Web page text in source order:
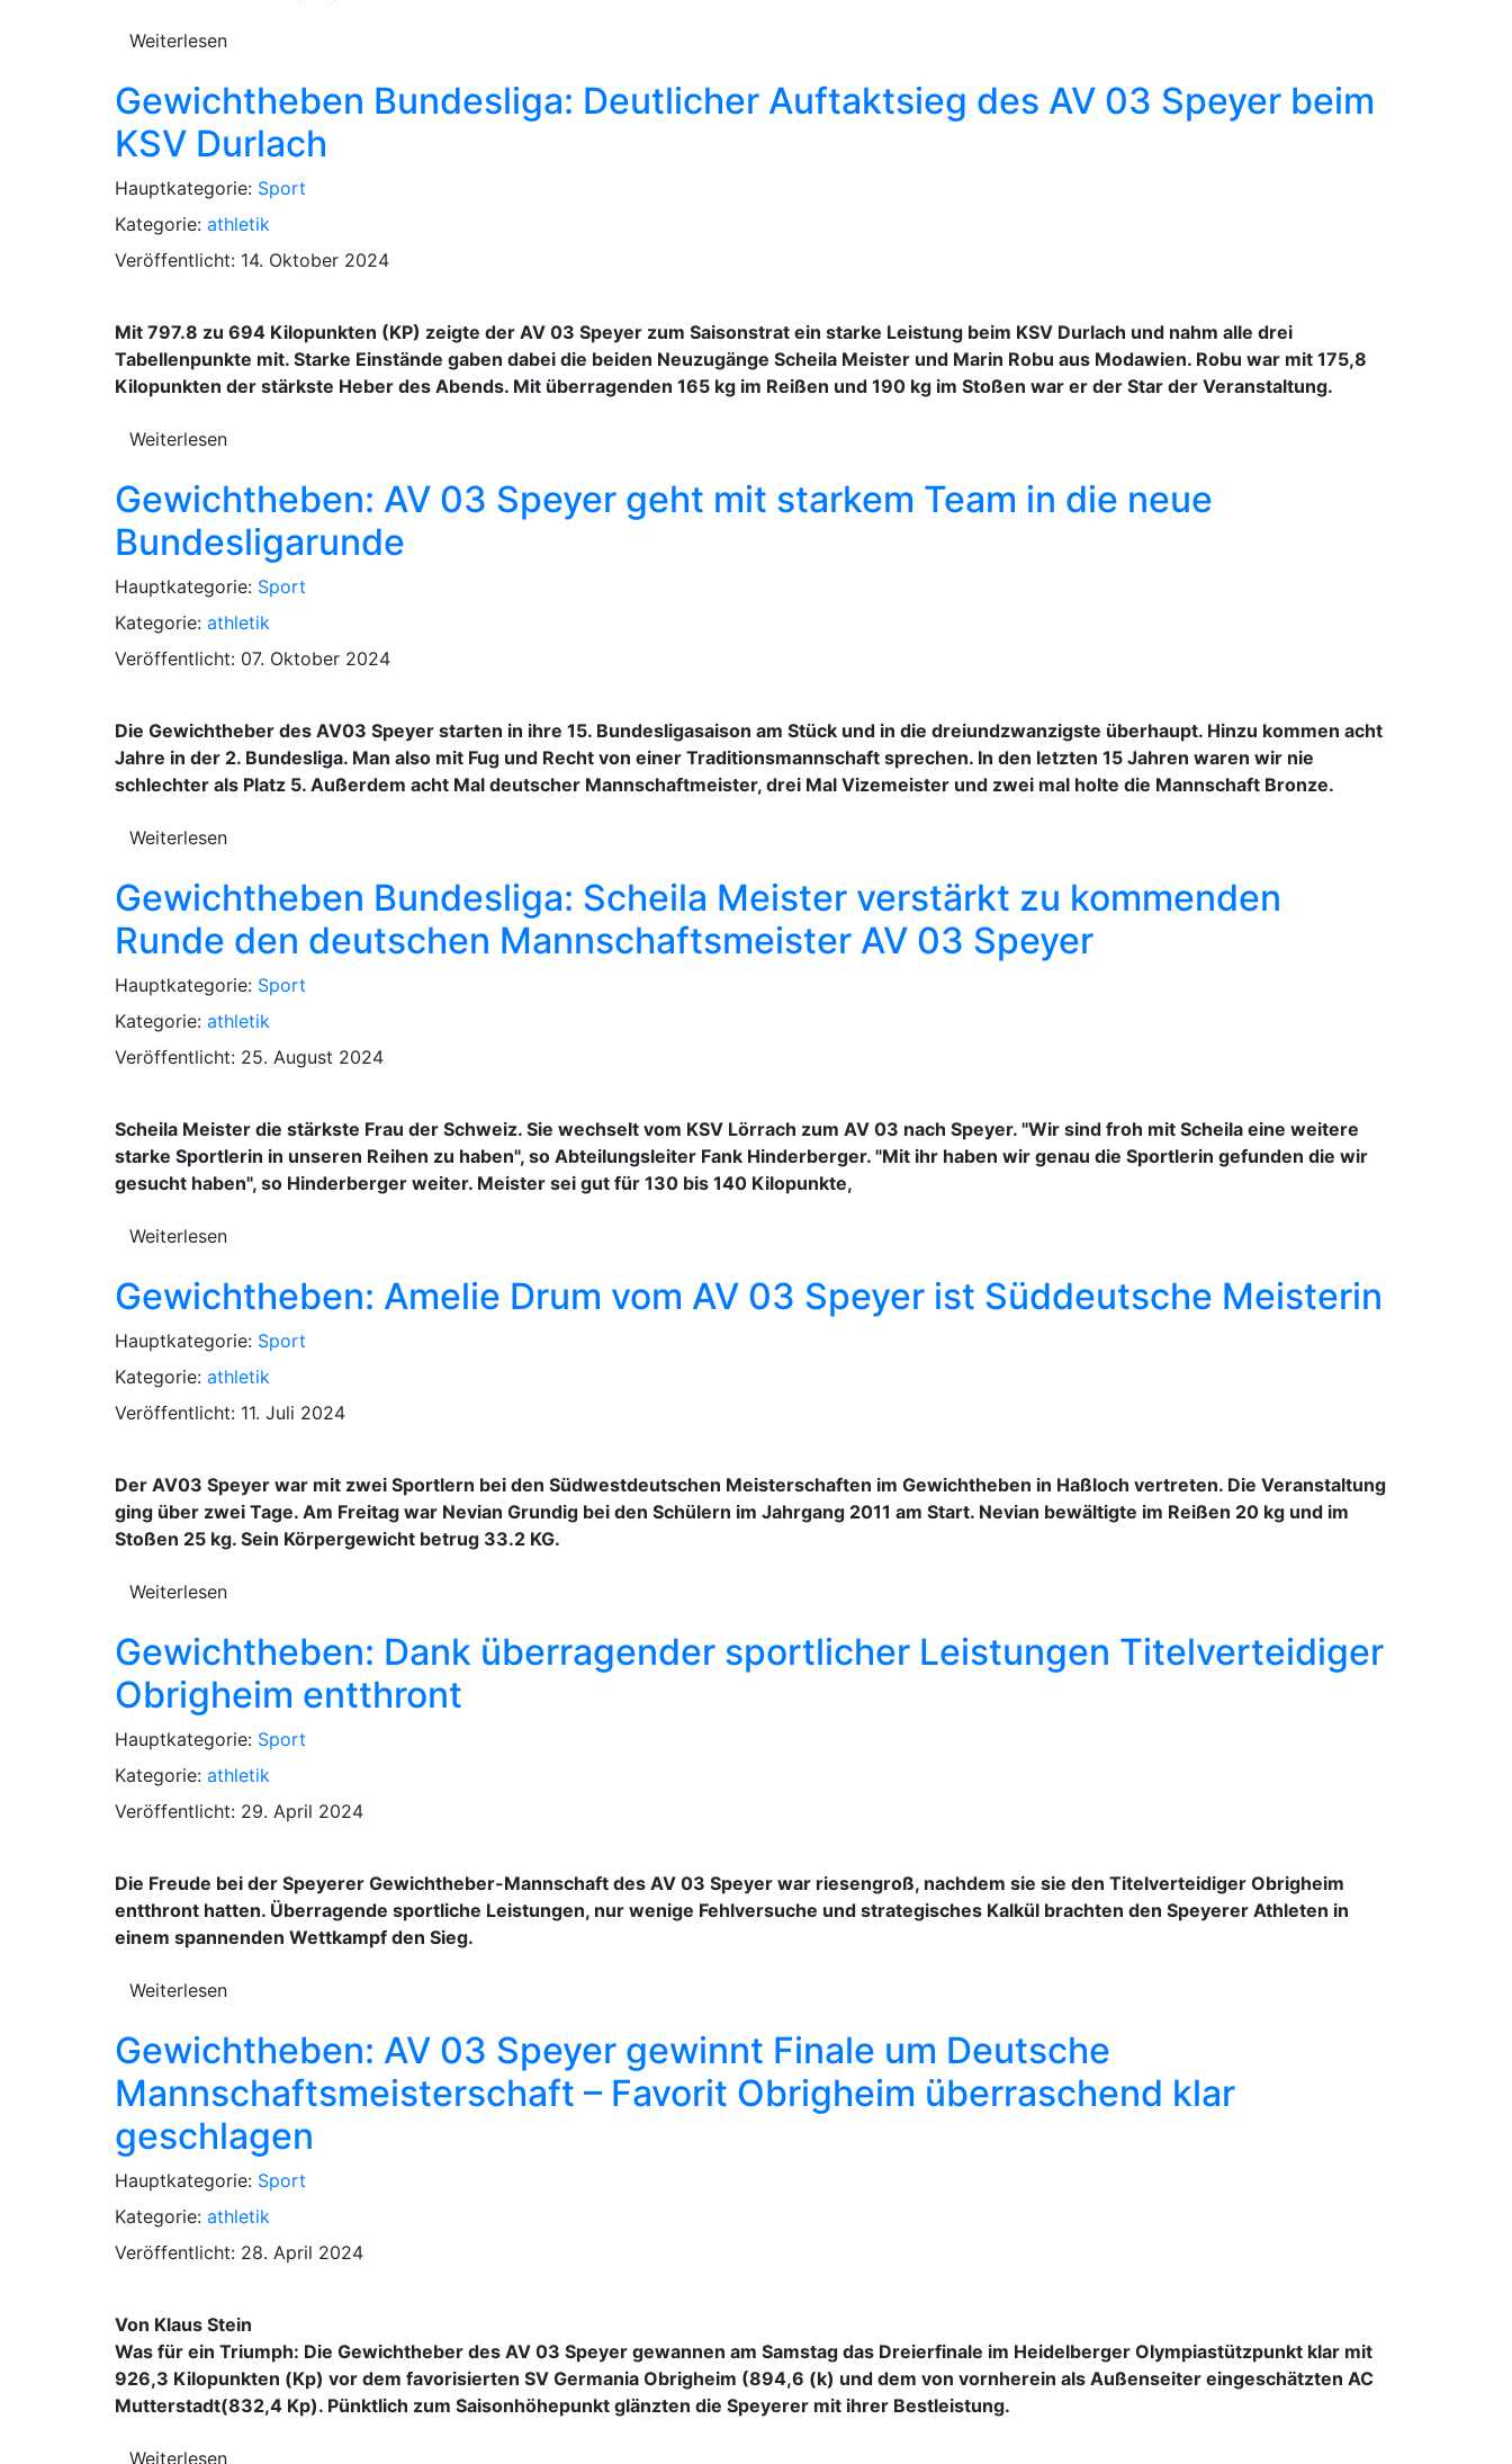
Weiterlesen
Gewichtheben Bundesliga: Deutlicher Auftaktsieg des AV 03 Speyer beim
KSV Durlach
Hauptkategorie: Sport
Kategorie: athletik
Veröffentlicht: 14. Oktober 2024
Mit 797.8 zu 694 Kilopunkten (KP) zeigte der AV 03 Speyer zum Saisonstrat ein starke Leistung beim KSV Durlach und nahm alle drei
Tabellenpunkte mit. Starke Einstände gaben dabei die beiden Neuzugänge Scheila Meister und Marin Robu aus Modawien. Robu war mit 175,8
Kilopunkten der stärkste Heber des Abends. Mit überragenden 165 kg im Reißen und 190 kg im Stoßen war er der Star der Veranstaltung.
Weiterlesen
Gewichtheben: AV 03 Speyer geht mit starkem Team in die neue
Bundesligarunde
Hauptkategorie: Sport
Kategorie: athletik
Veröffentlicht: 07. Oktober 2024
Die Gewichtheber des AV03 Speyer starten in ihre 15. Bundesligasaison am Stück und in die dreiundzwanzigste überhaupt. Hinzu kommen acht
Jahre in der 2. Bundesliga. Man also mit Fug und Recht von einer Traditionsmannschaft sprechen. In den letzten 15 Jahren waren wir nie
schlechter als Platz 5. Außerdem acht Mal deutscher Mannschaftmeister, drei Mal Vizemeister und zwei mal holte die Mannschaft Bronze.
Weiterlesen
Gewichtheben Bundesliga: Scheila Meister verstärkt zu kommenden
Runde den deutschen Mannschaftsmeister AV 03 Speyer
Hauptkategorie: Sport
Kategorie: athletik
Veröffentlicht: 25. August 2024
Scheila Meister die stärkste Frau der Schweiz. Sie wechselt vom KSV Lörrach zum AV 03 nach Speyer. "Wir sind froh mit Scheila eine weitere
starke Sportlerin in unseren Reihen zu haben", so Abteilungsleiter Fank Hinderberger. "Mit ihr haben wir genau die Sportlerin gefunden die wir
gesucht haben", so Hinderberger weiter. Meister sei gut für 130 bis 140 Kilopunkte,
Weiterlesen
Gewichtheben: Amelie Drum vom AV 03 Speyer ist Süddeutsche Meisterin
Hauptkategorie: Sport
Kategorie: athletik
Veröffentlicht: 11. Juli 2024
Der AV03 Speyer war mit zwei Sportlern bei den Südwestdeutschen Meisterschaften im Gewichtheben in Haßloch vertreten. Die Veranstaltung
ging über zwei Tage. Am Freitag war Nevian Grundig bei den Schülern im Jahrgang 2011 am Start. Nevian bewältigte im Reißen 20 kg und im
Stoßen 25 kg. Sein Körpergewicht betrug 33.2 KG.
Weiterlesen
Gewichtheben: Dank überragender sportlicher Leistungen Titelverteidiger
Obrigheim entthront
Hauptkategorie: Sport
Kategorie: athletik
Veröffentlicht: 29. April 2024
Die Freude bei der Speyerer Gewichtheber-Mannschaft des AV 03 Speyer war riesengroß, nachdem sie sie den Titelverteidiger Obrigheim
entthront hatten. Überragende sportliche Leistungen, nur wenige Fehlversuche und strategisches Kalkül brachten den Speyerer Athleten in
einem spannenden Wettkampf den Sieg.
Weiterlesen
Gewichtheben: AV 03 Speyer gewinnt Finale um Deutsche
Mannschaftsmeisterschaft – Favorit Obrigheim überraschend klar
geschlagen
Hauptkategorie: Sport
Kategorie: athletik
Veröffentlicht: 28. April 2024
Von Klaus Stein
Was für ein Triumph: Die Gewichtheber des AV 03 Speyer gewannen am Samstag das Dreierfinale im Heidelberger Olympiastützpunkt klar mit
926,3 Kilopunkten (Kp) vor dem favorisierten SV Germania Obrigheim (894,6 (k) und dem von vornherein als Außenseiter eingeschätzten AC
Mutterstadt(832,4 Kp). Pünktlich zum Saisonhöhepunkt glänzten die Speyerer mit ihrer Bestleistung.
Weiterlesen